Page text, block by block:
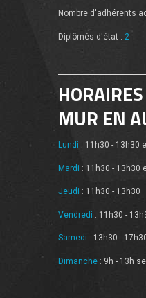
Nombre d'adhérents
Diplômés d'état : 2
MUR EN
Lundi : 11h30 - 13h30
Mardi : 11h30 - 13h30
Jeudi : 11h30 - 13h30
Vendredi : 11h30 -
Samedi : 13h30 -
Dimanche : 9h - 13h